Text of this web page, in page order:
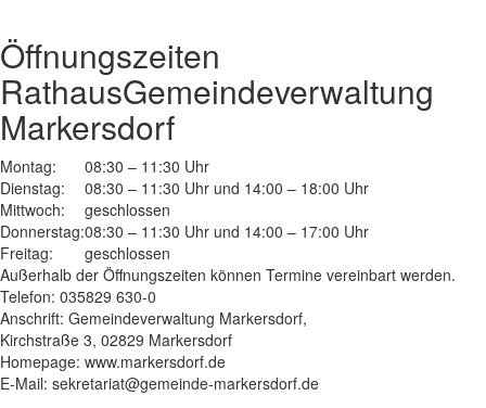
Öffnungszeiten
RathausGemeindeverwaltung
Markersdorf
Montag:
08:30 – 11:30 Uhr
Dienstag:
08:30 – 11:30 Uhr und 14:00 – 18:00 Uhr
Mittwoch:
geschlossen
Donnerstag:08:30 – 11:30 Uhr und 14:00 – 17:00 Uhr
Freitag:
geschlossen
Außerhalb der Öffnungszeiten können Termine vereinbart werden.
Telefon: 035829 630-0
Anschrift: Gemeindeverwaltung Markersdorf,
Kirchstraße 3, 02829 Markersdorf
Homepage: www.markersdorf.de
E-Mail: sekretariat@gemeinde-markersdorf.de